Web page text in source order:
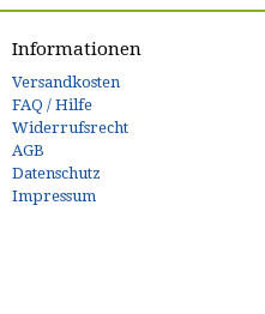
Informationen
Versandkosten
FAQ / Hilfe
Widerrufsrecht
AGB
Datenschutz
Impressum